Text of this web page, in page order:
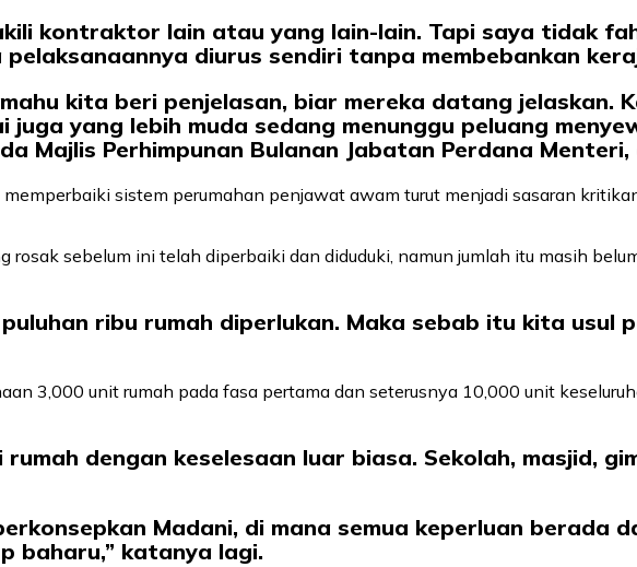
kontraktor lain atau yang lain-lain. Tapi saya tidak
diurus sendiri tanpa membebankan
kita beri penjelasan, biar mereka datang jelaskan.
yang lebih muda sedang menunggu peluang
Majlis Perhimpunan Bulanan Jabatan Perdana Menteri,
sistem perumahan penjawat awam turut menjadi sasaran
sebelum ini telah diperbaiki dan diduduki, namun jumlah itu masih
ribu rumah diperlukan. Maka sebab itu kita usul
3,000 unit rumah pada fasa pertama dan seterusnya 10,000 unit
dengan keselesaan luar biasa. Sekolah, masjid,
Madani, di mana semua keperluan berada
baharu,” katanya lagi.